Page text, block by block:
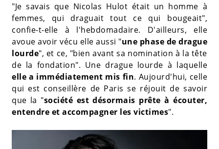
"Je savais que Nicolas Hulot était un homme à
femmes, qui draguait tout ce qui bougeait",
confie-t-elle à l'hebdomadaire. D'ailleurs, elle
avoue avoir vécu elle aussi "une phase de drague
lourde", et ce, "bien avant sa nomination à la tête
de la fondation". Une drague lourde à laquelle
elle a immédiatement mis fin. Aujourd'hui, celle
qui est conseillère de Paris se réjouit de savoir
que la "société est désormais prête à écouter,
entendre et accompagner les victimes".